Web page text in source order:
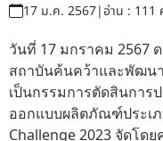
17 ม.ค. 2567|อ่าน : 111
วันที่ 17 มกราคม 2567
สถาบันค้นคว้าและพัฒน
เป็นกรรมการตัดสินการ
ออกแบบผลิตภัณฑ์ประเภ
Challenge 2023 จัดโด